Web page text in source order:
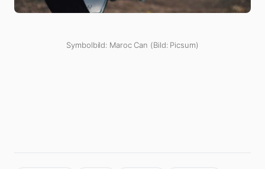
Symbolbild: Maroc Can (Bild: Picsum)